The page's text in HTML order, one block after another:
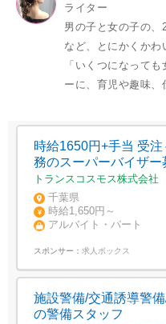
ライター
男の子と女の子の、
など、とにかくかわ
「いくつになって
ーに、育児や趣味、
時給1650円+手当 受
務のスーパーバイザー
トランスコスモス株式会社
千葉県
時給1,650円～
アルバイト・パート
スポンサー： 求人ボックス
施設警備/交通誘導警
の警備スタッフ